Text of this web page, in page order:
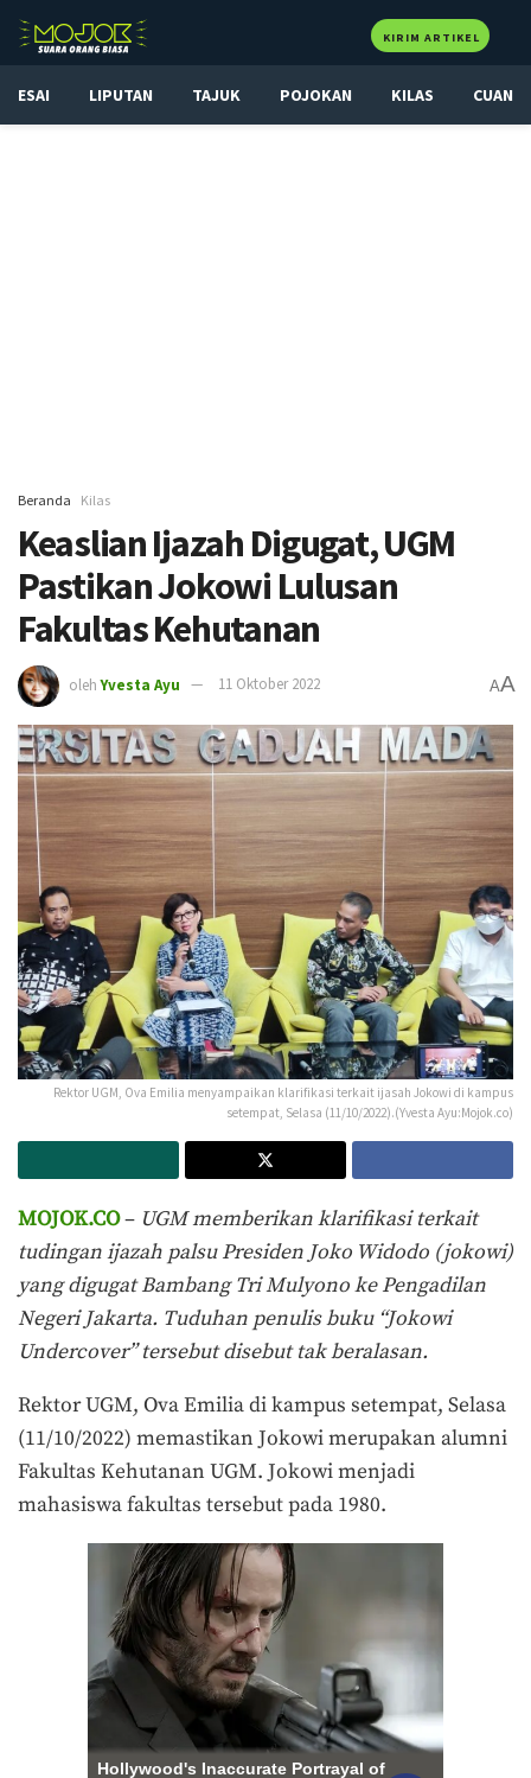
KIRIM ARTIKEL
ESAI LIPUTAN TAJUK POJOKAN KILAS CUAN
Beranda Kilas
Keaslian Ijazah Digugat, UGM
Pastikan Jokowi Lulusan
Fakultas Kehutanan
oleh Yvesta Ayu 11 Oktober 2022 AA
Rektor UGM, Ova Emilia menyampaikan klarifikasi terkait ijasah Jokowi di kampus
setempat, Selasa (11/10/2022).(Yvesta Ayu:Mojok.co)
MOJOK.CO– UGM memberikan klarifikasi terkait
tudingan ijazah palsu Presiden Joko Widodo (jokowi)
yang digugat Bambang Tri Mulyono ke Pengadilan
Negeri Jakarta. Tuduhan penulis buku “Jokowi
Undercover” tersebut disebut tak beralasan.
Rektor UGM, Ova Emilia di kampus setempat, Selasa
(11/10/2022) memastikan Jokowi merupakan alumni
Fakultas Kehutanan UGM. Jokowi menjadi
mahasiswa fakultas tersebut pada 1980.